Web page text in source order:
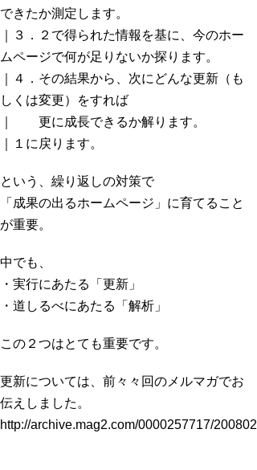
できたか測定します。
｜３．２で得られた情報を基に、今のホー
ムページで何が足りないか探ります。
｜４．その結果から、次にどんな更新（も
しくは変更）をすれば
｜ 更に成長できるか解ります。
｜１に戻ります。
という、繰り返しの対策で
「成果の出るホームページ」に育てること
が重要。
中でも、
・実行にあたる「更新」
・道しるべにあたる「解析」
この２つはとても重要です。
更新については、前々々回のメルマガでお
伝えしました。
http://archive.mag2.com/0000257717/